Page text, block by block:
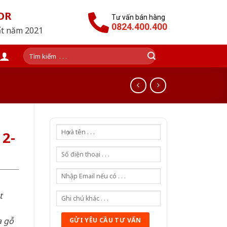
năm 2021
Tư vấn bán hàng
0824.400.400
Tìm
kiếm:
gỗ